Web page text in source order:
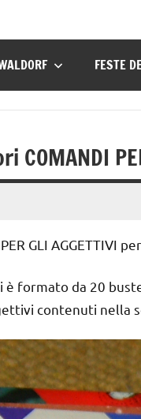
FESTE
GLI AGGETTIVI
formato da 20
contenuti nella